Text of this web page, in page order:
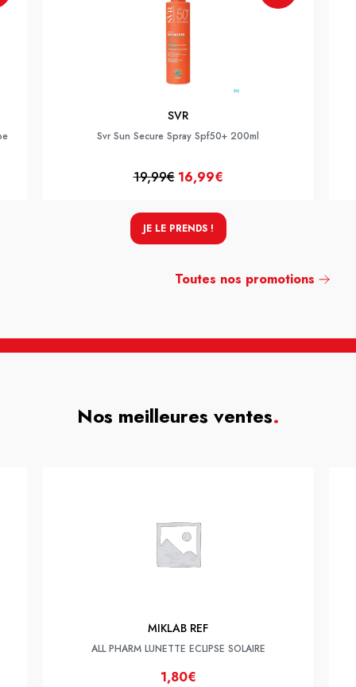
SVR
Svr Sun Secure Spray Spf50+ 200ml
19,99€ 16,99€
JE LE PRENDS !
Toutes nos promotions
Nos meilleures ventes.
MIKLAB REF
ALL PHARM LUNETTE ECLIPSE SOLAIRE
1,80€